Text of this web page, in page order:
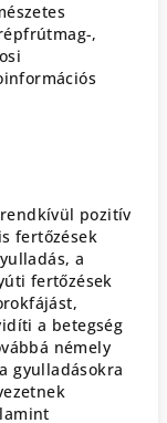
,
pozitív
fertőzések
a
fertőzések
a betegség
némely
gyulladásokra